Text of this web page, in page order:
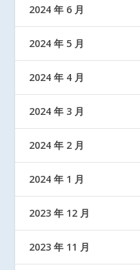
2024 年 6 月
2024 年 5 月
2024 年 4 月
2024 年 3 月
2024 年 2 月
2024 年 1 月
2023 年 12 月
2023 年 11 月